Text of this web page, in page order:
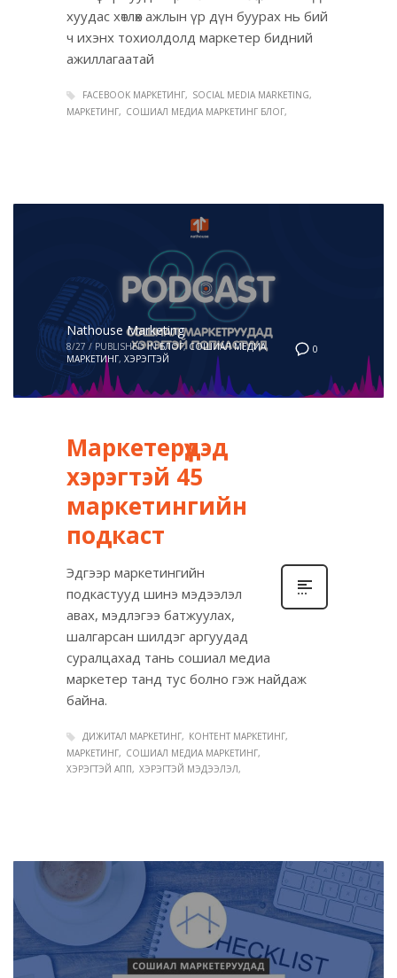
хуудас хөтлөх ажлын үр дүн буурах нь бий
ч ихэнх тохиолдолд маркетер бидний
ажиллагаатай
FACEBOOK МАРКЕТИНГ
SOCIAL MEDIA MARKETING
МАРКЕТИНГ
СОШИАЛ МЕДИА МАРКЕТИНГ БЛОГ
0
Nathouse Marketing
8/27 / PUBLISHED IN БЛОГ,СОШИАЛ МЕДИА
МАРКЕТИНГ, ХЭРЭГТЭЙ
Маркетерүүдэд
хэрэгтэй 45
маркетингийн
подкаст
Эдгээр маркетингийн
подкастууд шинэ мэдээлэл
авах, мэдлэгээ батжуулах,
шалгарсан шилдэг аргуудад
суралцахад тань сошиал медиа
маркетер танд тус болно гэж найдаж
байна.
ДИЖИТАЛ МАРКЕТИНГ
КОНТЕНТ МАРКЕТИНГ
МАРКЕТИНГ
СОШИАЛ МЕДИА МАРКЕТИНГ
ХЭРЭГТЭЙ АПП
ХЭРЭГТЭЙ МЭДЭЭЛЭЛ